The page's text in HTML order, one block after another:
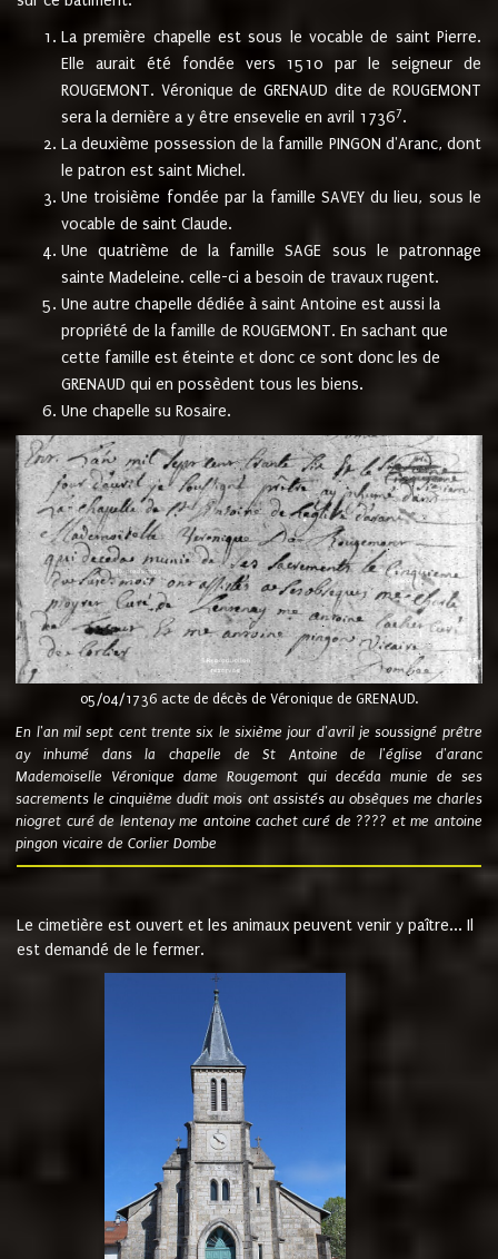
La première chapelle est sous le vocable de saint Pierre.
Elle aurait été fondée vers 1510 par le seigneur de
ROUGEMONT. Véronique de GRENAUD dite de ROUGEMONT
sera la dernière a y être ensevelie en avril 17367.
La deuxième possession de la famille PINGON d'Aranc, dont
le patron est saint Michel.
Une troisième fondée par la famille SAVEY du lieu, sous le
vocable de saint Claude.
Une quatrième de la famille SAGE sous le patronnage
sainte Madeleine. celle-ci a besoin de travaux rugent.
Une autre chapelle dédiée à saint Antoine est aussi la
propriété de la famille de ROUGEMONT. En sachant que
cette famille est éteinte et donc ce sont donc les de
GRENAUD qui en possèdent tous les biens.
Une chapelle su Rosaire.
05/04/1736 acte de décès de Véronique de GRENAUD.
En l'an mil sept cent trente six le sixième jour d'avril je soussigné prêtre
ay inhumé dans la chapelle de St Antoine de l'église d'aranc
Mademoiselle Véronique dame Rougemont qui decéda munie de ses
sacrements le cinquième dudit mois ont assistés au obsèques me charles
niogret curé de lentenay me antoine cachet curé de ???? et me antoine
pingon vicaire de Corlier Dombe
Le cimetière est ouvert et les animaux peuvent venir y paître... Il
est demandé de le fermer.